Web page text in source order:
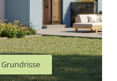
Grundrisse